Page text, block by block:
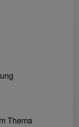
Thema